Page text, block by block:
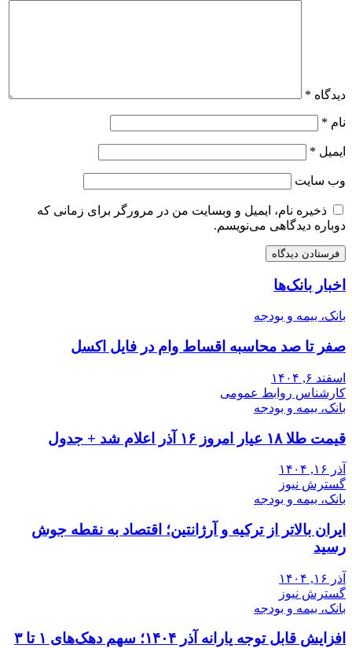
دیدگاه *
نام *
ایمیل *
وب‌ سایت
ذخیره نام، ایمیل و وبسایت من در مرورگر برای زمانی که
دوباره دیدگاهی می‌نویسم.
اخبار بانک‌ها
بانک، بیمه و بودجه
صفر تا صد محاسبه اقساط وام در فایل اکسل
اسفند ۶, ۱۴۰۴
کارشناس روابط عمومی
بانک، بیمه و بودجه
قیمت طلا ۱۸ عیار امروز ۱۶ آذر اعلام شد + جدول
آذر ۱۶, ۱۴۰۴
گسترش نیوز
بانک، بیمه و بودجه
ایران بالاتر از ترکیه و آرژانتین؛ اقتصاد به نقطه جوش
رسید
آذر ۱۶, ۱۴۰۴
گسترش نیوز
بانک، بیمه و بودجه
افزایش قابل توجه یارانه آذر ۱۴۰۴؛ سهم دهک‌های ۱ تا ۳